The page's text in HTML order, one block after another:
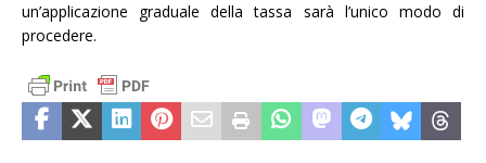
un’applicazione graduale della tassa sarà l’unico modo di
procedere.